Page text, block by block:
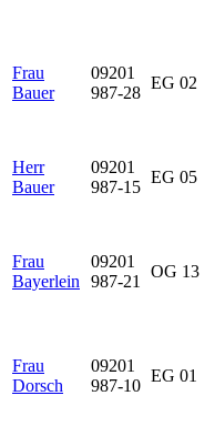
Frau
Bauer
09201
987-28
EG 02
Herr
Bauer
09201
987-15
EG 05
Frau
Bayerlein
09201
987-21
OG 13
Frau
Dorsch
09201
987-10
EG 01